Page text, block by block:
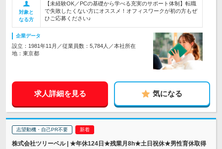
対象と
なる方
【未経験OK／PCの基礎から学べる充実のサポート体制】転職
で失敗したくない方にオススメ！オフィスワークが初の方もぜ
ひご応募ください♪
企業データ
設立：1981年11月／従業員数：5,784人／本社所在
地：東京都
求人詳細を見る 気になる
志望動機・自己PR不要
株式会社ツリーベル | ★年休124日★残業月8h★土日祝休★男性育休取得